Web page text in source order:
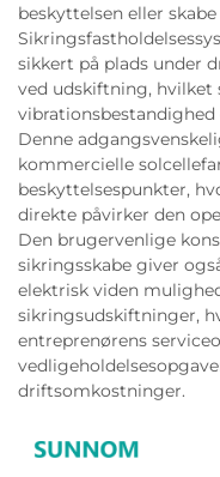
beskyttelsen eller
sikkert på plads under
ved udskiftning, hvilket
Denne
kommercielle
beskyttelsespunkter,
direkte påvirker den
Den brugervenlige
sikringsskabe giver
elektrisk viden
sikringsudskiftninger,
entreprenørens
driftsomkostninger.